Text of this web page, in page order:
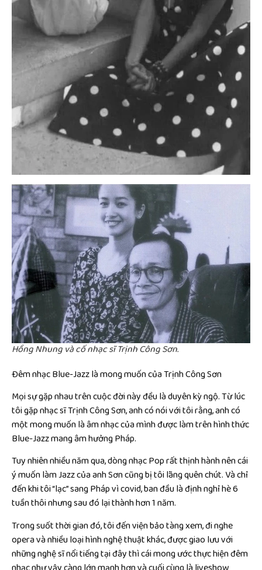
Hồng Nhung và cố nhạc sĩ Trịnh Công Sơn.
Đêm nhạc Blue-Jazz là mong muốn của Trịnh Công Sơn
Mọi sự gặp nhau trên cuộc đời này đều là duyên kỳ ngộ. Từ lúc
tôi gặp nhạc sĩ Trịnh Công Sơn, anh có nói với tôi rằng, anh có
một mong muốn là âm nhạc của mình được làm trên hình thức
Blue-Jazz mang âm hưởng Pháp.
Tuy nhiên nhiều năm qua, dòng nhạc Pop rất thịnh hành nên cái
ý muốn làm Jazz của anh Sơn cũng bị tôi lãng quên chút. Và chỉ
đến khi tôi “lạc” sang Pháp vì covid, ban đầu là định nghỉ hè 6
tuần thôi nhưng sau đó lại thành hơn 1 năm.
Trong suốt thời gian đó, tôi đến viện bảo tàng xem, đi nghe
opera và nhiều loại hình nghệ thuật khác, được giao lưu với
những nghệ sĩ nổi tiếng tại đây thì cái mong ước thực hiện đêm